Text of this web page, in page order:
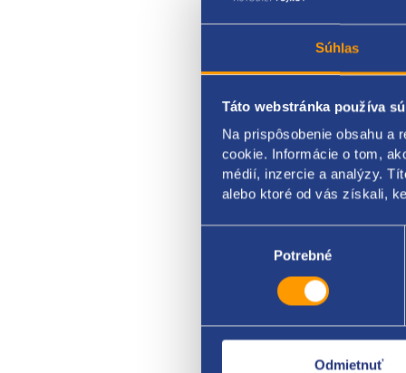
Súhlas
Táto webstránka používa
Na prispôsobenie obsahu a
cookie. Informácie o tom,
médií, inzercie a analýzy.
alebo ktoré od vás získali,
Potrebné
Odmietnuť